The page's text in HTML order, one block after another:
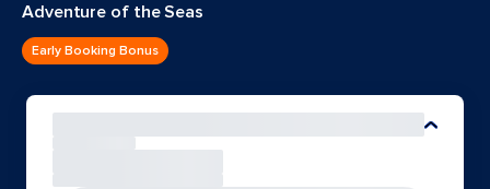
Adventure of the Seas
Early Booking Bonus